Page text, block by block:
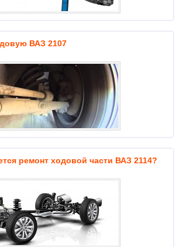
ВАЗ 2107
ремонт ходовой части ВАЗ 2114?